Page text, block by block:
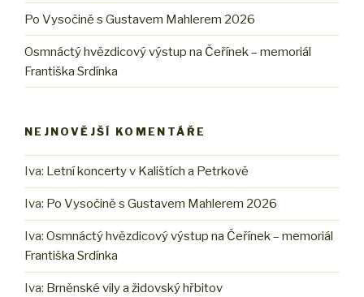
Po Vysočině s Gustavem Mahlerem 2026
Osmnáctý hvězdicový výstup na Čeřínek – memoriál
Františka Srdínka
NEJNOVĚJŠÍ KOMENTÁŘE
Iva: Letní koncerty v Kalištích a Petrkově
Iva: Po Vysočině s Gustavem Mahlerem 2026
Iva: Osmnáctý hvězdicový výstup na Čeřínek – memoriál
Františka Srdínka
Iva: Brněnské vily a židovský hřbitov